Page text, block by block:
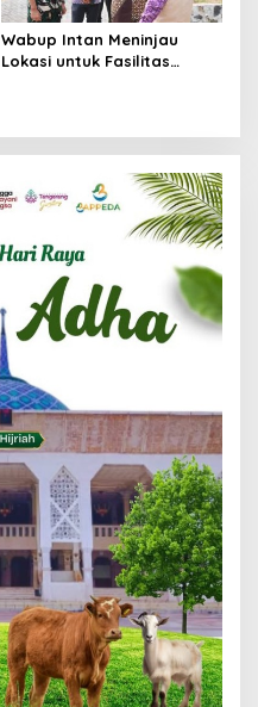
Wabup Intan Meninjau
Lokasi untuk Fasilitas